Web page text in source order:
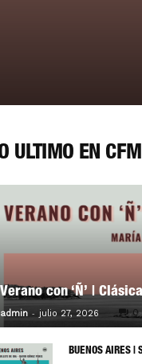
ÚLTIMO EN CFM
Verano con ‘Ñ’ |
admin - julio 27, 2026 0
BUENOS AIRES